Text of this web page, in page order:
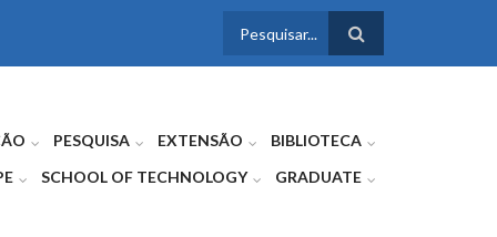
FORMULÁRIO
PESQUISA EXTENSÃO
BIBLIOTECA
SCHOOL OF TECHNOLOGY GRADUATE